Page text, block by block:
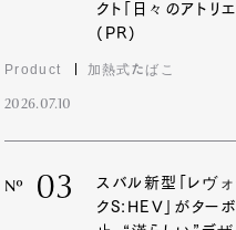
クト「日々のアトリ
(PR)
Product 加熱式たばこ
2026.07.10
Nº 03
スバル新型「レヴ
クS:HEV」がター